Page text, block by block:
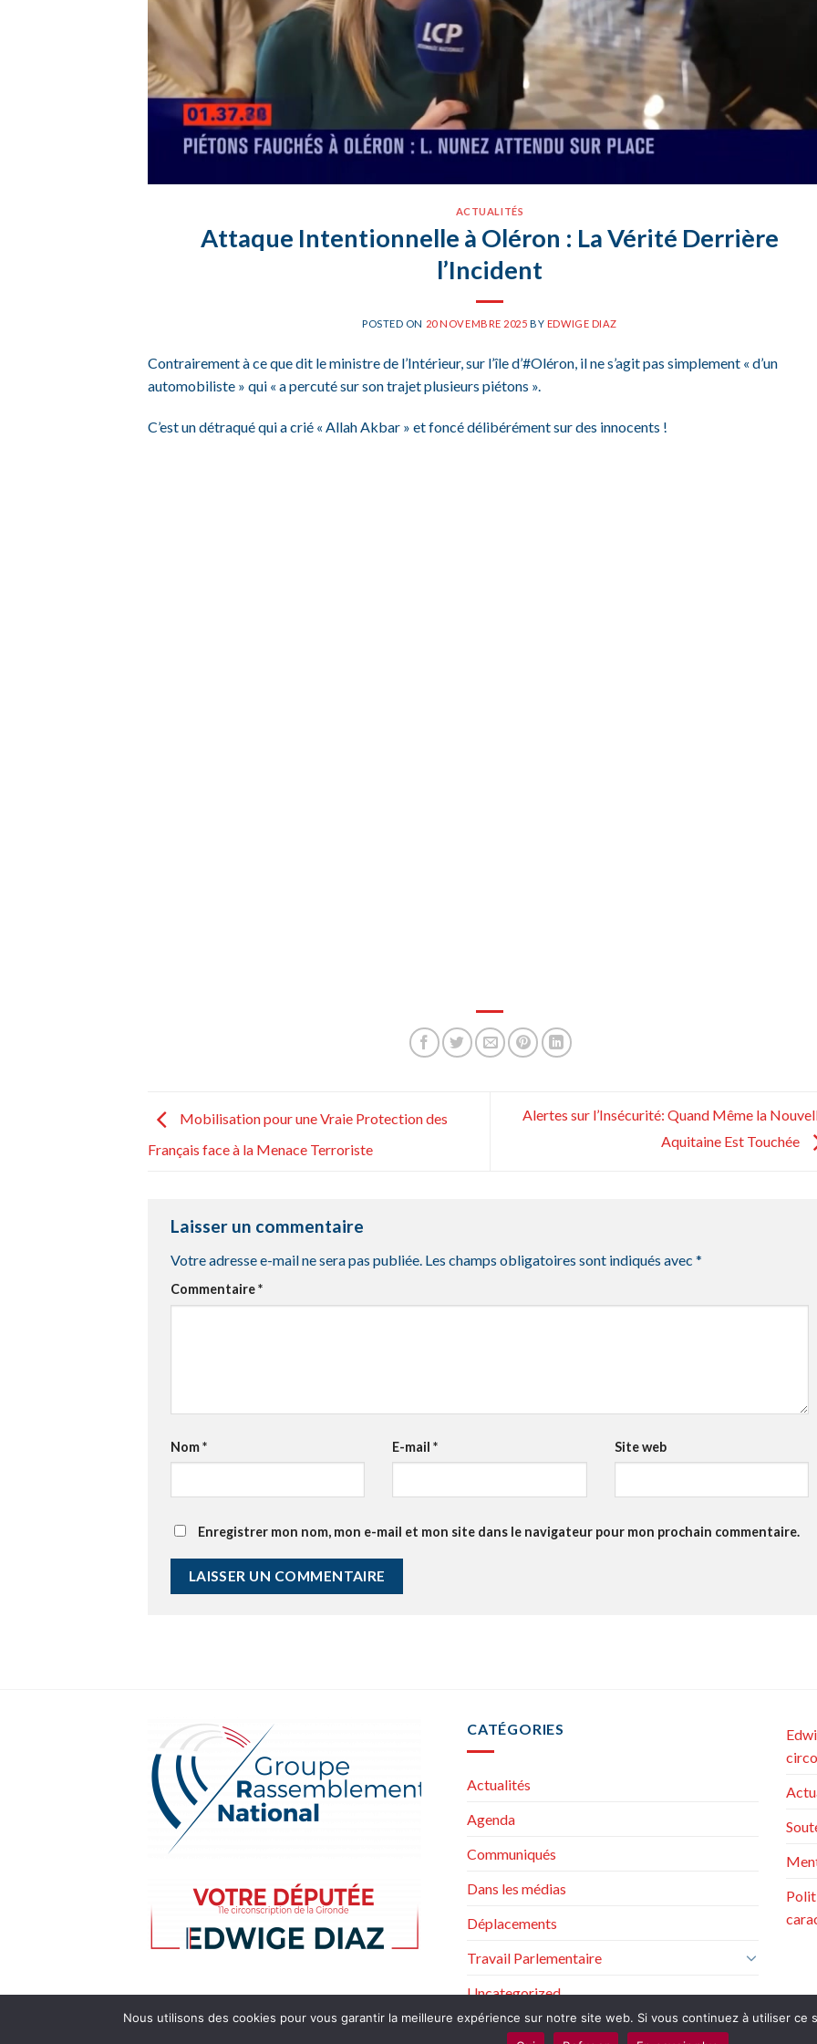
ACTUALITÉS
Attaque Intentionnelle à Oléron : La Vérité Derrière
l’Incident
POSTED ON 20 NOVEMBRE 2025 BY EDWIGE DIAZ
Contrairement à ce que dit le ministre de l’Intérieur, sur l’île d’#Oléron, il ne s’agit pas simplement « d’un
automobiliste » qui « a percuté sur son trajet plusieurs piétons ».
C’est un détraqué qui a crié « Allah Akbar » et foncé délibérément sur des innocents !
Mobilisation pour une Vraie Protection des
Français face à la Menace Terroriste
Alertes sur l’Insécurité: Quand Même la
Aquitaine Est Touchée
Laisser un commentaire
Votre adresse e-mail ne sera pas publiée. Les champs obligatoires sont indiqués avec *
Commentaire*
Nom* E-mail* Site web
Enregistrer mon nom, mon e-mail et mon site dans le navigateur pour mon prochain commentaire.
CATÉGORIES
Actualités
Agenda
Communiqués
Dans les médias
Déplacements
Travail Parlementaire
Uncategorized
Nous utilisons des cookies pour vous garantir la meilleure expérience sur notre site web. Si vous continuez à utiliser